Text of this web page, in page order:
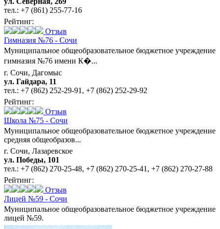
тел.: +7 (861) 255-77-16
Рейтинг:
Отзыв
Гимназия №76 - Сочи
Муниципальное общеобразовательное бюджетное учреждение
гимназия №76 имени К�...
г. Сочи, Дагомыс
ул. Гайдара, 11
тел.: +7 (862) 252-29-91 , +7 (862) 252-29-92
Рейтинг:
Отзыв
Школа №75 - Сочи
Муниципальное общеобразовательное бюджетное учреждение
средняя общеобразов...
г. Сочи, Лазаревское
ул. Победы, 101
тел.: +7 (862) 270-25-48, +7 (862) 270-25-41 , +7 (862) 270-27-88
Рейтинг:
Отзыв
Лицей №59 - Сочи
Муниципальное общеобразовательное бюджетное учреждение
лицей №59.